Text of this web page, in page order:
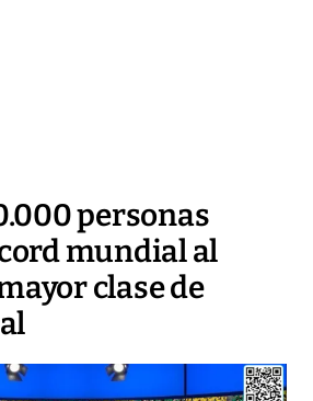
personas
mundial al
clase de